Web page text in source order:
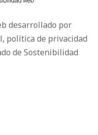
desarrollado por
política de privacidad
de Sostenibilidad